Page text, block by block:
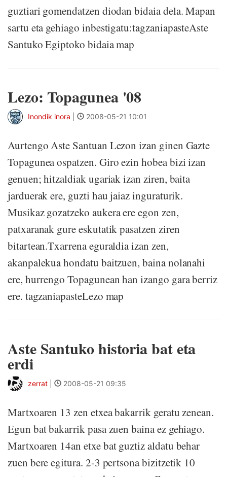
guztiari gomendatzen diodan bidaia dela. Mapan
sartu eta gehiago inbestigatu:tagzaniapasteAste
Santuko Egiptoko bidaia map
Lezo: Topagunea '08
Inondik inora 2008-05-21 10:01
Aurtengo Aste Santuan Lezon izan ginen Gazte
Topagunea ospatzen. Giro ezin hobea bizi izan
genuen; hitzaldiak ugariak izan ziren, baita
jarduerak ere, guzti hau jaiaz inguraturik.
Musikaz gozatzeko aukera ere egon zen,
patxaranak gure eskutatik pasatzen ziren
bitartean.Txarrena eguraldia izan zen,
akanpalekua hondatu baitzuen, baina nolanahi
ere, hurrengo Topagunean han izango gara berriz
ere. tagzaniapasteLezo map
Aste Santuko historia bat eta
erdi
zerrat 2008-05-21 09:35
Martxoaren 13 zen etxea bakarrik geratu zenean.
Egun bat bakarrik pasa zuen baina ez gehiago.
Martxoaren 14an etxe bat guztiz aldatu behar
zuen bere egitura. 2-3 pertsona bizitzetik 10